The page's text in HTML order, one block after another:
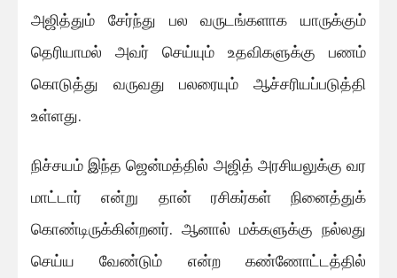
அஜித்தும் சேர்ந்து பல வருடங்களாக யாருக்கும்
தெரியாமல் அவர் செய்யும் உதவிகளுக்கு பணம்
கொடுத்து வருவது பலரையும் ஆச்சரியப்படுத்தி
உள்ளது.
நிச்சயம் இந்த ஜென்மத்தில் அஜித் அரசியலுக்கு வர
மாட்டார் என்று தான் ரசிகர்கள் நினைத்துக்
கொண்டிருக்கின்றனர். ஆனால் மக்களுக்கு நல்லது
செய்ய வேண்டும் என்ற கண்ணோட்டத்தில்